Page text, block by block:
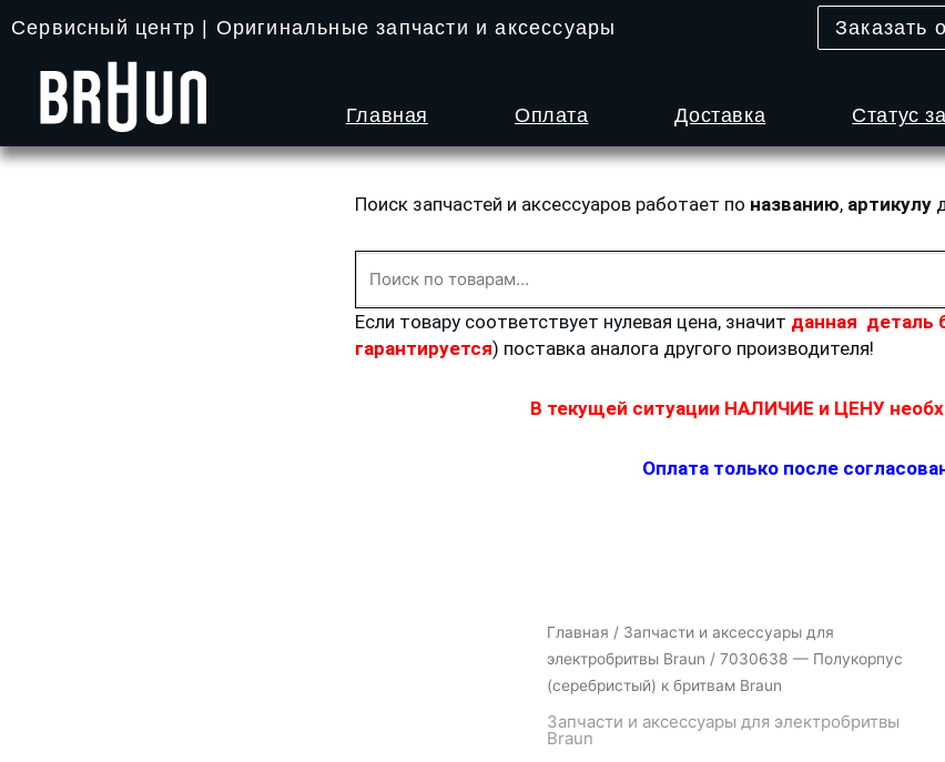
содержимому
Сервисный центр | Оригинальные запчасти и аксессуары Заказать
Главная Оплата Доставка Статус
Поиск запчастей и аксессуаров работает по названию, артикулу
Если товару соответствует нулевая цена, значит данная деталь
гарантируется) поставка аналога другого производителя!
В текущей ситуации НАЛИЧИЕ и ЦЕНУ
Оплата только после
Главная / Запчасти и аксессуары для
электробритвы Braun / 7030638 — Полукорпус
(серебристый) к бритвам Braun
Запчасти и аксессуары для электробритвы
Braun
Количество
товара
7030638
Полукорпус